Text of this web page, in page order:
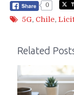
0
5G, Chile,
Related